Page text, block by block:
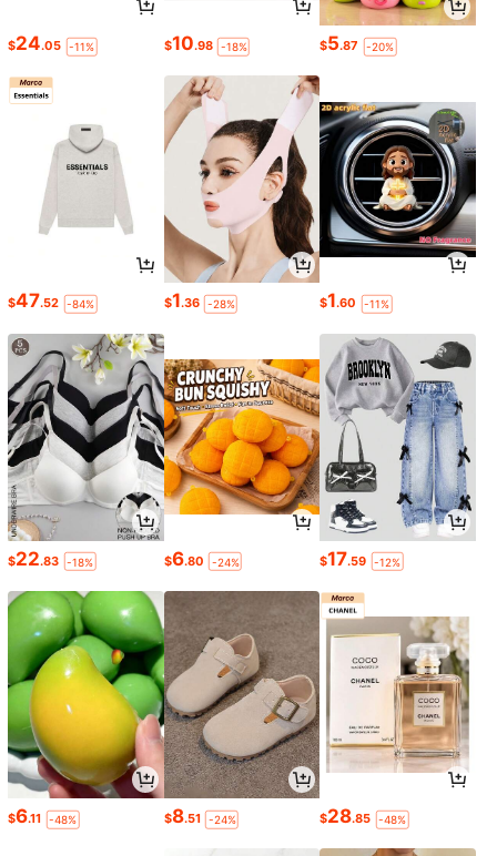
$24.05 -11% $10.98 -18% $5.87 -20%
$47.52 -84% $1.36 -28% $1.60 -11%
$22.83 -18% $6.80 -24% $17.59 -12%
$6.11 -48% $8.51 -24% $28.85 -48%